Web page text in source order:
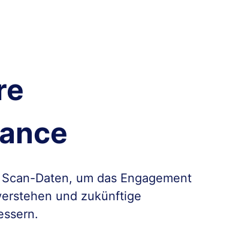
Daten, um das Engagement
und zukünftige